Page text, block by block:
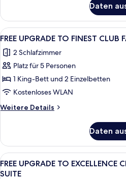
ROOFTOP
TERRACE
SUITE
W/
PLUNGE
POOL
anzeigen
UPGRADE
TO
FINEST
TWO-
STORY
TERRACE
SUITE
PLUNGE
Daten
Alle
Fotos
für
FREE
UPGRADE
TO
FINEST
CLUB
SUITE
anzeigen
7
FREE UPGRADE TO FINEST CLUB
2 Schlafzimmer
Platz für 5 Personen
1 King-Bett und 2 Einzelbetten
Kostenloses WLAN
Weitere Details
Weitere
UPGRADE
TO
FINEST
CLUB
Daten
Alle
Fotos
6
FREE UPGRADE TO
SUITE